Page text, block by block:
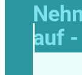
auf
Ohr!